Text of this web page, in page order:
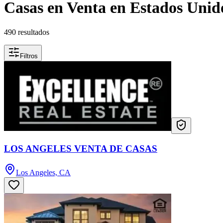
Casas en Venta en Estados
490 resultados
Filtros
LOS ANGELES VENTA DE CASAS
Los Angeles, CA